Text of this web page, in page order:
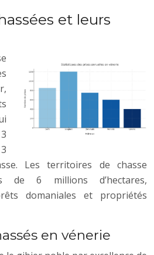
et leurs
Les territoires de chasse
de 6 millions d’hectares,
domaniales et propriétés
en vénerie